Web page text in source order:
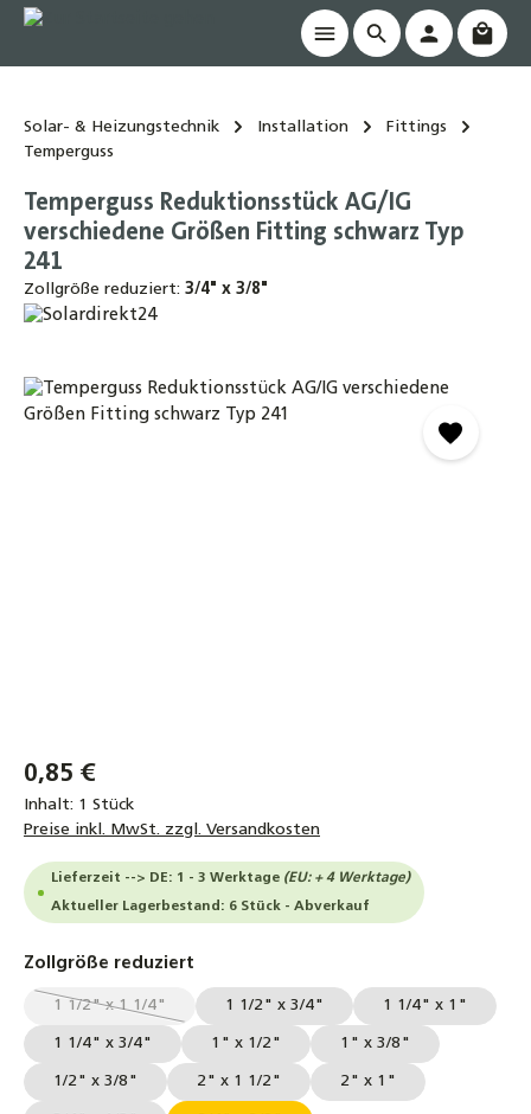
springen
Solar- & Heizungstechnik Installation
Fittings
Temperguss
Temperguss Reduktionsstück AG/IG
verschiedene Größen Fitting schwarz Typ
241
Zollgröße reduziert: 3/4" x 3/8"
Bildergalerie überspringen
0,85 €
Inhalt: 1 Stück
Preise inkl. MwSt. zzgl. Versandkosten
Lieferzeit --> DE: 1 - 3 Werktage (EU: + 4 Werktage)
Aktueller Lagerbestand: 6 Stück - Abverkauf
Zollgröße reduziert
1 1/2" x 1 1/4"
(Diese Option ist zurzeit nicht verfügbar.)
1 1/2" x 3/4" 1 1/4" x 1"
1 1/4" x 3/4" 1" x 1/2" 1" x 3/8"
1/2" x 3/8" 2" x 1 1/2" 2" x 1"